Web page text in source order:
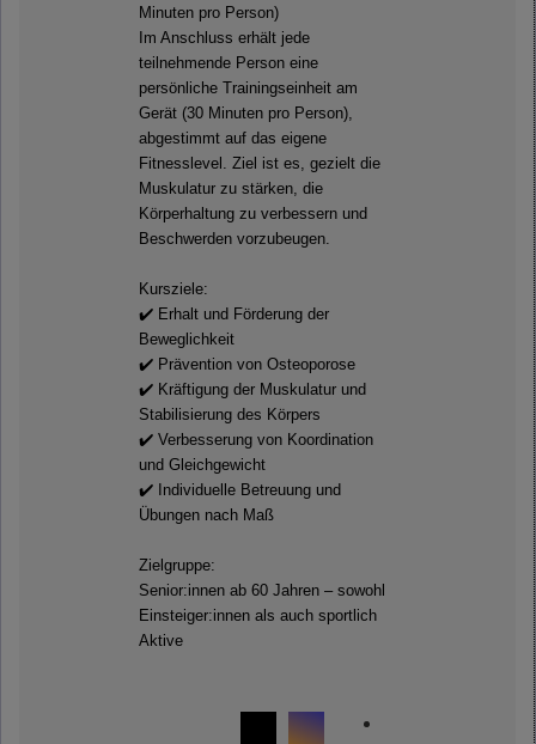
Minuten pro Person)
Im Anschluss erhält jede
teilnehmende Person eine
persönliche Trainingseinheit am
Gerät (30 Minuten pro Person),
abgestimmt auf das eigene
Fitnesslevel. Ziel ist es, gezielt die
Muskulatur zu stärken, die
Körperhaltung zu verbessern und
Beschwerden vorzubeugen.
Kursziele:
✔️ Erhalt und Förderung der
Beweglichkeit
✔️ Prävention von Osteoporose
✔️ Kräftigung der Muskulatur und
Stabilisierung des Körpers
✔️ Verbesserung von Koordination
und Gleichgewicht
✔️ Individuelle Betreuung und
Übungen nach Maß
Zielgruppe:
Senior:innen ab 60 Jahren – sowohl
Einsteiger:innen als auch sportlich
Aktive